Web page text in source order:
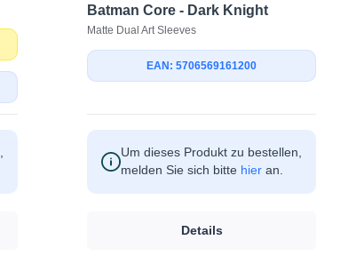
Batman Core - Dark Knight
Matte Dual Art Sleeves
EAN: 5706569161200
Um dieses Produkt zu bestellen,
melden Sie sich bitte hier an.
Details